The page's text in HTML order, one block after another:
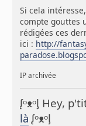
Si cela
compte gouttes
rédigées ces
ici : http://
IP archivée
ᶘᵒᴥᵒᶅ Hey,
là ᶘᵒᴥᵒᶅ